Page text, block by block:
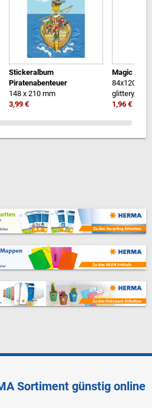
Stickeralbum
Piratenabenteuer
148 x 210 mm
3,99 €
Magic
84x120
glittery, 1
1,96 €
Sortiment günstig online